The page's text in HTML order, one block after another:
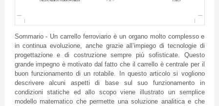
Sommario - Un carrello ferroviario è un organo molto complesso e
in continua evoluzione, anche grazie all’impiego di tecnologie di
progettazione e di costruzione sempre più sofisticate. Questo
grande impegno è motivato dal fatto che il carrello è centrale per il
buon funzionamento di un rotabile. In questo articolo si vogliono
descrivere alcuni aspetti di base sul suo funzionamento in
condizioni statiche ed allo scopo viene illustrato un semplice
modello matematico che permette una soluzione analitica e che